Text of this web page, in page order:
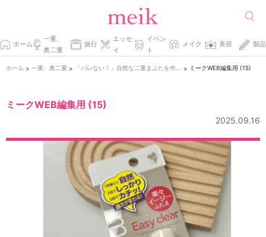
ホーム
一重、
奥二重
旅行
エッセ
イ
イベン
ト
メイク 美容 製品
ホーム > 一重、奥二重 > > ミークWEB編集用 (15)
ミークWEB編集用 (15)
2025.09.16